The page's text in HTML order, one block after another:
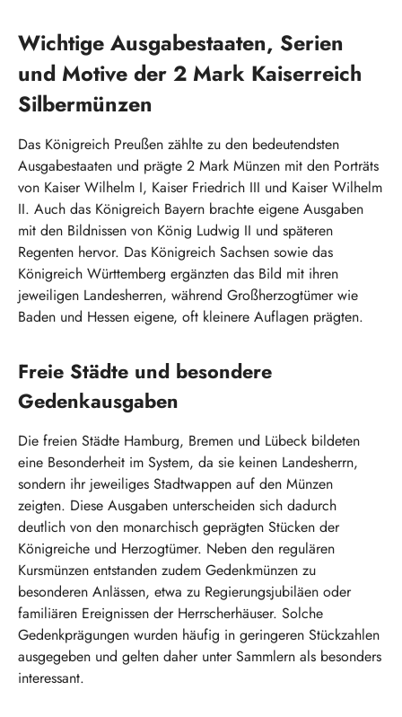
Wichtige Ausgabestaaten, Serien
und Motive der 2 Mark Kaiserreich
Silbermünzen
Das Königreich Preußen zählte zu den bedeutendsten
Ausgabestaaten und prägte 2 Mark Münzen mit den Porträts
von Kaiser Wilhelm I, Kaiser Friedrich III und Kaiser Wilhelm
II. Auch das Königreich Bayern brachte eigene Ausgaben
mit den Bildnissen von König Ludwig II und späteren
Regenten hervor. Das Königreich Sachsen sowie das
Königreich Württemberg ergänzten das Bild mit ihren
jeweiligen Landesherren, während Großherzogtümer wie
Baden und Hessen eigene, oft kleinere Auflagen prägten.
Freie Städte und besondere
Gedenkausgaben
Die freien Städte Hamburg, Bremen und Lübeck bildeten
eine Besonderheit im System, da sie keinen Landesherrn,
sondern ihr jeweiliges Stadtwappen auf den Münzen
zeigten. Diese Ausgaben unterscheiden sich dadurch
deutlich von den monarchisch geprägten Stücken der
Königreiche und Herzogtümer. Neben den regulären
Kursmünzen entstanden zudem Gedenkmünzen zu
besonderen Anlässen, etwa zu Regierungsjubiläen oder
familiären Ereignissen der Herrscherhäuser. Solche
Gedenkprägungen wurden häufig in geringeren Stückzahlen
ausgegeben und gelten daher unter Sammlern als besonders
interessant.